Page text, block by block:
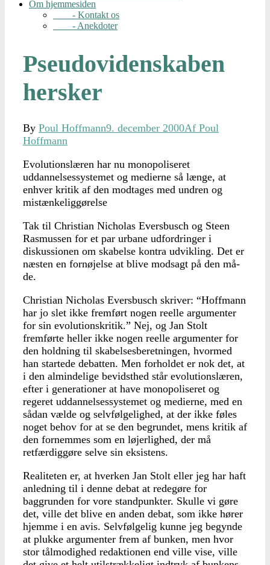
Om hjemmesiden
- Kontakt os
- Anekdoter
Pseudovidenskaben
hersker
By Poul Hoffmann9. december 2000Af Poul
Hoffmann
Evolutionslæren har nu monopoliseret
uddannelsessystemet og medierne så længe, at
enhver kritik af den modtages med undren og
mistænkeliggørelse
Tak til Christian Nicholas Eversbusch og Steen
Ras­mussen for et par urbane ud­fordringer i
diskussionen om skabelse kontra udvikling. Det er
næsten en fornøjelse at blive modsagt på den må­
de.
Christian Nicholas Evers­busch skriver: “Hoffmann
har jo slet ikke fremført no­gen reelle argumenter
for sin evolutionskritik.” Nej, og Jan Stolt
fremførte heller ikke nogen reelle argumenter for
den holdning til skabel­sesberetningen, hvormed
han startede debatten. Men forholdet er nok det, at
i den almindelige bevidsthed står evolutionslæren,
efter i ge­nerationer at have monopoliseret og
regeret uddannel­sessystemet og medierne, med en
sådan vælde og selv­følgelighed, at der ikke føles
noget behov for at se den be­grundet, mens kritik af
den fornemmes som en løjerlig­hed, der må
retfærdiggøre selve sin eksistens.
Realiteten er, at hverken Jan Stolt eller jeg har haft
anledning til i denne debat at redegøre for
baggrunden for vore standpunkter. Skulle vi gøre
det, ville det blive en anden debat, som ikke hører
hjemme i en avis. Selvfølge­lig kunne jeg begynde
at plukke argumenter frem af bunken, men hvor
stor tål­modighed redaktionen end ville vise, ville